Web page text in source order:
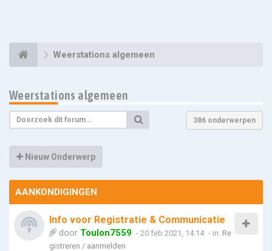
Weerstations algemeen
Weerstations algemeen
386 onderwerpen
Nieuw Onderwerp
AANKONDIGINGEN
Info voor Registratie & Communicatie
door Toulon7559 - 20 feb 2021, 14:14 - in: Re
gistreren / aanmelden